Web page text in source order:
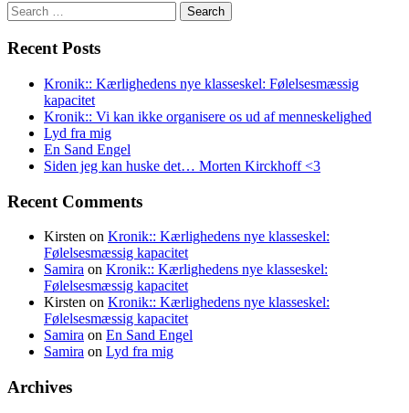
Search
for:
Recent Posts
Kronik:: Kærlighedens nye klasseskel: Følelsesmæssig
kapacitet
Kronik:: Vi kan ikke organisere os ud af menneskelighed
Lyd fra mig
En Sand Engel
Siden jeg kan huske det… Morten Kirckhoff <3
Recent Comments
Kirsten on Kronik:: Kærlighedens nye klasseskel:
Følelsesmæssig kapacitet
Samira on Kronik:: Kærlighedens nye klasseskel:
Følelsesmæssig kapacitet
Kirsten on Kronik:: Kærlighedens nye klasseskel:
Følelsesmæssig kapacitet
Samira on En Sand Engel
Samira on Lyd fra mig
Archives